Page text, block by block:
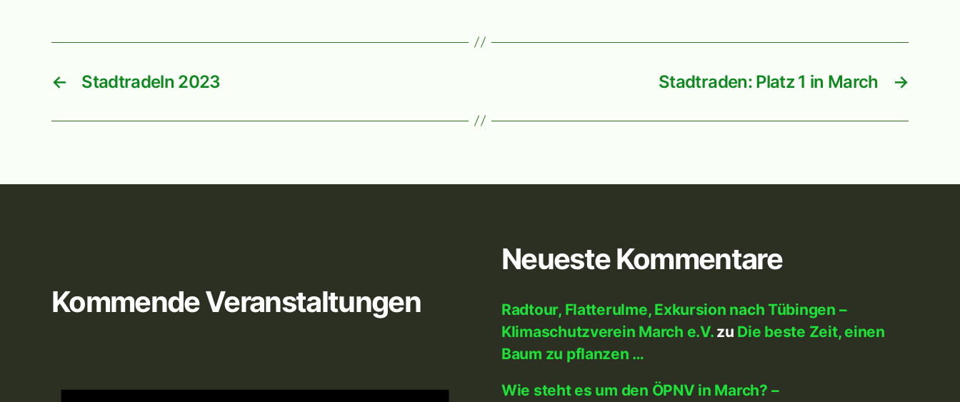
← Stadtradeln 2023 →
Stadtraden: Platz 1 in March
Kommende Veranstaltungen
Neueste Kommentare
Radtour, Flatterulme, Exkursion nach Tübingen –
Klimaschutzverein March e.V.zu Die beste Zeit, einen
Baum zu pflanzen …
Wie steht es um den ÖPNV in March? –